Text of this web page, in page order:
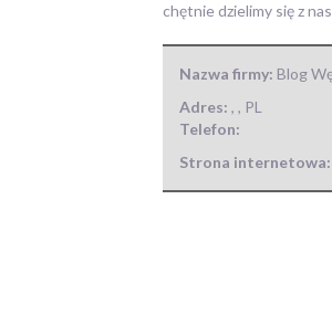
chętnie dzielimy się z
Nazwa firmy: Blog
Adres: , , PL
Telefon:
Strona internetowa: